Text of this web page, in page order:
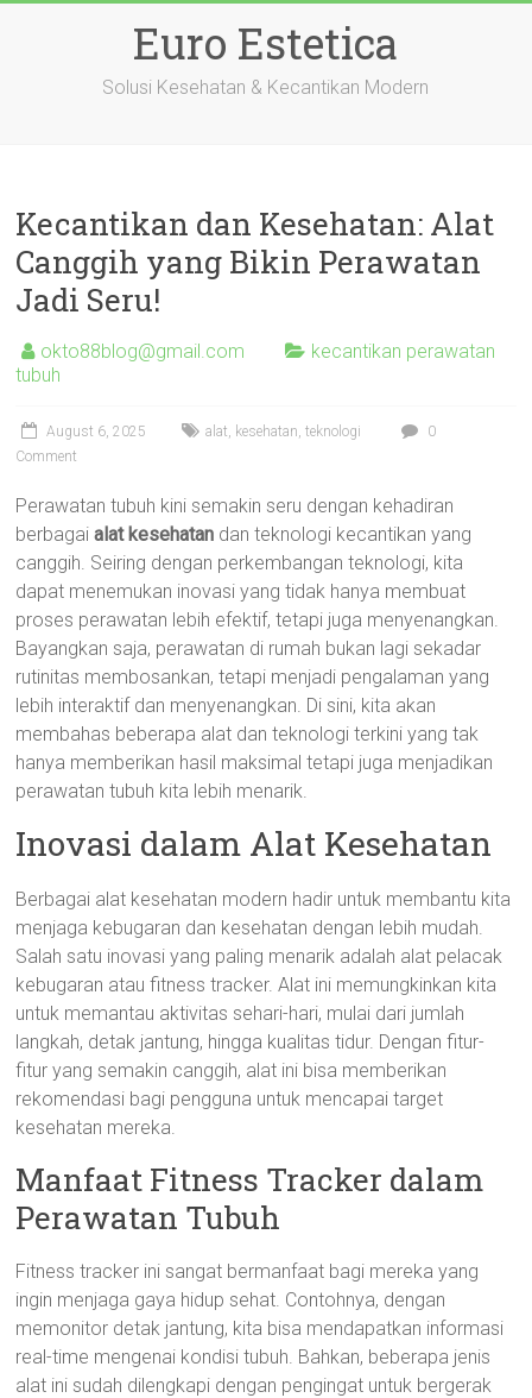
Euro Estetica
Solusi Kesehatan & Kecantikan Modern
Kecantikan dan Kesehatan: Alat
Canggih yang Bikin Perawatan
Jadi Seru!
okto88blog@gmail.com
kecantikan perawatan
tubuh
August 6, 2025 alat, kesehatan,teknologi
0
Comment
Perawatan tubuh kini semakin seru dengan kehadiran
berbagaialat kesehatan dan teknologi kecantikan yang
canggih. Seiring dengan perkembangan teknologi, kita
dapat menemukan inovasi yang tidak hanya membuat
proses perawatan lebih efektif, tetapi juga menyenangkan.
Bayangkan saja, perawatan di rumah bukan lagi sekadar
rutinitas membosankan, tetapi menjadi pengalaman yang
lebih interaktif dan menyenangkan. Di sini, kita akan
membahas beberapa alat dan teknologi terkini yang tak
hanya memberikan hasil maksimal tetapi juga menjadikan
perawatan tubuh kita lebih menarik.
Inovasi dalam Alat Kesehatan
Berbagai alat kesehatan modern hadir untuk membantu kita
menjaga kebugaran dan kesehatan dengan lebih mudah.
Salah satu inovasi yang paling menarik adalah alat pelacak
kebugaran atau fitness tracker. Alat ini memungkinkan kita
untuk memantau aktivitas sehari-hari, mulai dari jumlah
langkah, detak jantung, hingga kualitas tidur. Dengan fitur-
fitur yang semakin canggih, alat ini bisa memberikan
rekomendasi bagi pengguna untuk mencapai target
kesehatan mereka.
Manfaat Fitness Tracker dalam
Perawatan Tubuh
Fitness tracker ini sangat bermanfaat bagi mereka yang
ingin menjaga gaya hidup sehat. Contohnya, dengan
memonitor detak jantung, kita bisa mendapatkan informasi
real-time mengenai kondisi tubuh. Bahkan, beberapa jenis
alat ini sudah dilengkapi dengan pengingat untuk bergerak